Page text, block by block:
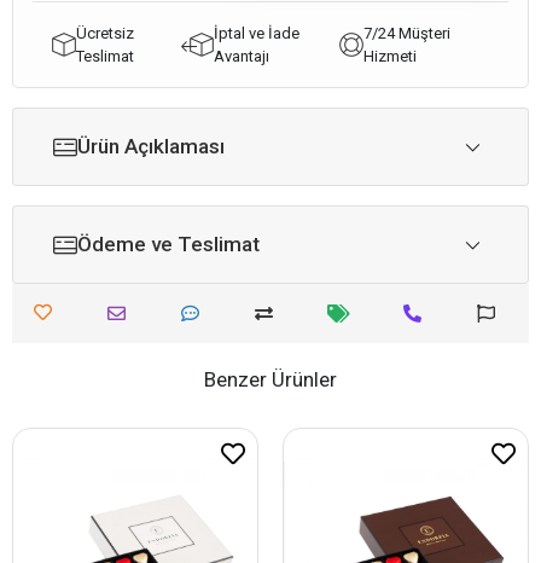
Ücretsiz
Teslimat
İptal ve İade
Avantajı
7/24 Müşteri
Hizmeti
Ürün Açıklaması
Ödeme ve Teslimat
Benzer Ürünler